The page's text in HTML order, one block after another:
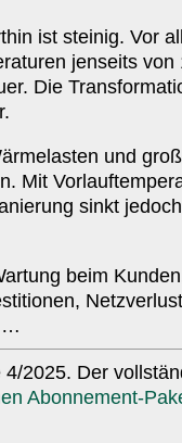
ist steinig. Vor
jenseits von
Die
und
Mit
sinkt
beim
…
4/​2025. Der
Abonnement-​